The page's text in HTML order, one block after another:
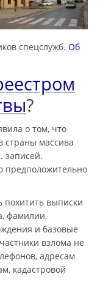
спецслужб. Об
?
о том, что
страны массива
записей.
предположительно
похитить выписки
фамилии,
и базовые
взлома не
адресам
кадастровой